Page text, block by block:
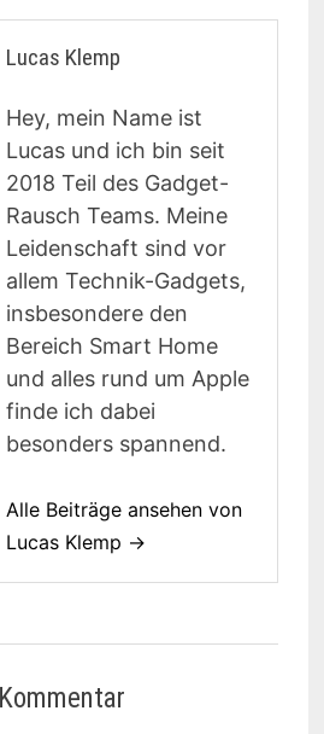
Lucas Klemp
Hey, mein Name ist
Lucas und ich bin seit
2018 Teil des Gadget-
Rausch Teams. Meine
Leidenschaft sind vor
allem Technik-Gadgets,
insbesondere den
Bereich Smart Home
und alles rund um Apple
finde ich dabei
besonders spannend.
Alle Beiträge ansehen von
Lucas Klemp →